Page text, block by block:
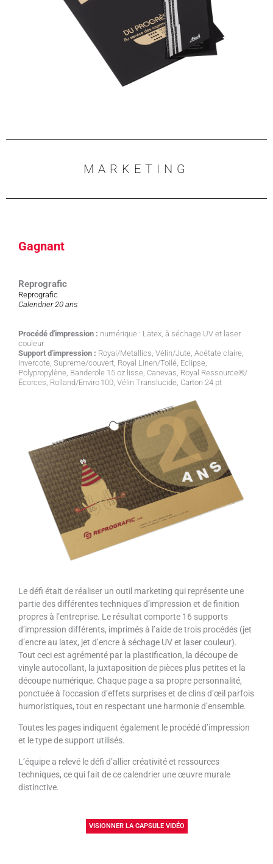
MARKETING
Gagnant
Reprografic
Reprografic
Calendrier 20 ans
Procédé d'impression : numérique : Latex, à séchage UV et laser
couleur
Support d'impression : Royal/Metallics, Vélin/Jute, Acétate claire,
Invercote, Supreme/couvert, Royal Linen/Toilé, Eclipse,
Polypropylène, Banderole 15 oz lisse, Canevas, Royal Ressource®/
Écorces, Rolland/Enviro 100, Vélin Translucide, Carton 24 pt
Le défi était de réaliser un outil marketing qui représente une
partie des différentes techniques d’impression et de finition
propres à l’entreprise. Le résultat comporte 16 supports
d’impression différents, imprimés à l’aide de trois procédés (jet
d’encre au latex, jet d’encre à séchage UV et laser couleur).
Tout ceci est agrémenté par la plastification, la découpe de
vinyle autocollant, la juxtaposition de pièces plus petites et la
découpe numérique. Chaque page a sa propre personnalité,
ponctuée à l’occasion d’effets surprises et de clins d’œil parfois
humoristiques, tout en respectant une harmonie d’ensemble.
Toutes les pages indiquent également le procédé d’impression
et le type de support utilisés.
L’équipe a relevé le défi d’allier créativité et ressources
techniques, ce qui fait de ce calendrier une œuvre murale
distinctive.
VISIONNER LA CAPSULE VIDÉO